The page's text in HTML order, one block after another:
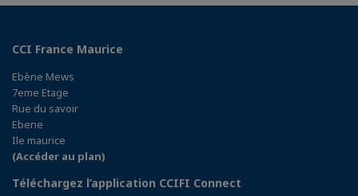
CCI France Maurice
Ebène Mews
7eme Etage
Rue du savoir
Ebene
Ile maurice
(Accéder au plan)
Téléchargez l’application CCIFI Connect